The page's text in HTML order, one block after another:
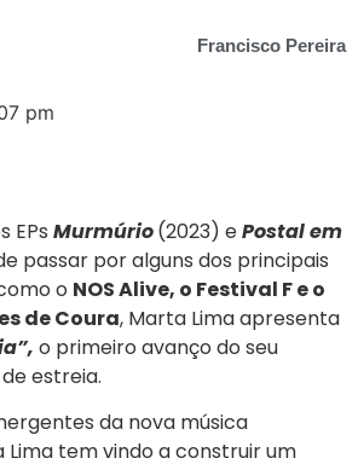
Francisco Pereira
pm
EPs Murmúrio(2023) ePostal em
passar por alguns dos principais
o NOS Alive, o Festival F e o
de Coura, Marta Lima apresenta
o primeiro avanço do seu
estreia.
da nova música
Lima tem vindo a construir um